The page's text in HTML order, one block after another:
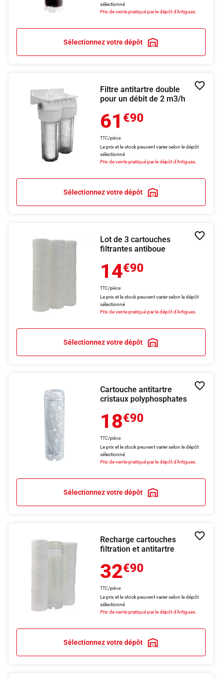
sélectionné
Prix de vente pratiqué par le dépôt d'Artigues.
Sélectionnez votre dépôt
Filtre antitartre double
pour un débit de 2 m3/h
61 €90
TTC/pièce
Le prix et le stock peuvent varier selon le dépôt
sélectionné
Prix de vente pratiqué par le dépôt d'Artigues.
Sélectionnez votre dépôt
Lot de 3 cartouches
filtrantes antiboue
14€90
TTC/pièce
Le prix et le stock peuvent varier selon le dépôt
sélectionné
Prix de vente pratiqué par le dépôt d'Artigues.
Sélectionnez votre dépôt
Cartouche antitartre
cristaux polyphosphates
18€90
TTC/pièce
Le prix et le stock peuvent varier selon le dépôt
sélectionné
Prix de vente pratiqué par le dépôt d'Artigues.
Sélectionnez votre dépôt
Recharge cartouches
filtration et antitartre
32€90
TTC/pièce
Le prix et le stock peuvent varier selon le dépôt
sélectionné
Prix de vente pratiqué par le dépôt d'Artigues.
Sélectionnez votre dépôt